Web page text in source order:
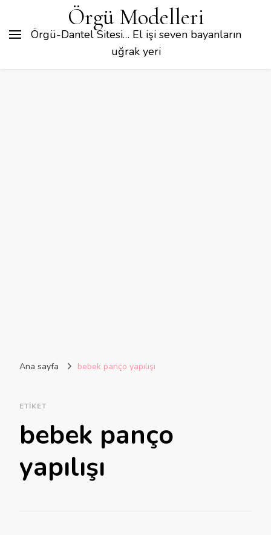
Örgü Modelleri
Örgü-Dantel Sitesi… El işi seven bayanların
uğrak yeri
Ana sayfa bebek panço yapılışı
ETIKET
bebek panço
yapılışı